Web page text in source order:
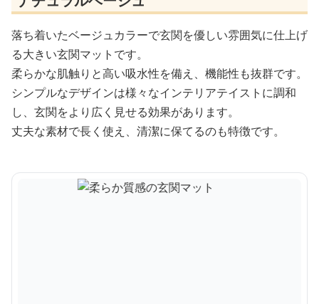
落ち着いたベージュカラーで玄関を優しい雰囲気に仕上げ
る大きい玄関マットです。
柔らかな肌触りと高い吸水性を備え、機能性も抜群です。
シンプルなデザインは様々なインテリアテイストに調和
し、玄関をより広く見せる効果があります。
丈夫な素材で長く使え、清潔に保てるのも特徴です。